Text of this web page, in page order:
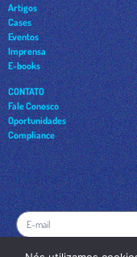
Artigos
Cases
Eventos
Imprensa
E-books
CONTATO
Fale Conosco
Oportunidades
Compliance